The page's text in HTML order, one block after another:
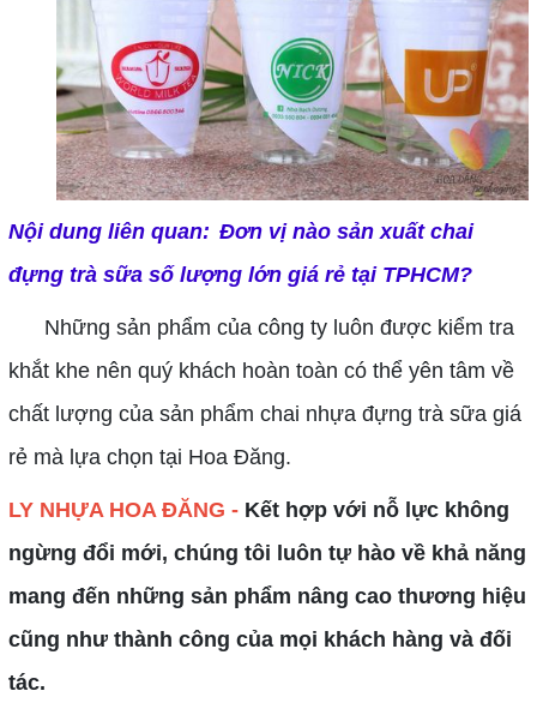
Nội dung liên quan: Đơn vị nào sản xuất chai
đựng trà sữa số lượng lớn giá rẻ tại TPHCM?
Những sản phẩm của công ty luôn được kiểm tra
khắt khe nên quý khách hoàn toàn có thể yên tâm về
chất lượng của sản phẩm chai nhựa đựng trà sữa giá
rẻ mà lựa chọn tại Hoa Đăng.
LY NHỰA HOA ĐĂNG -Kết hợp với nỗ lực không
ngừng đổi mới, chúng tôi luôn tự hào về khả năng
mang đến những sản phẩm nâng cao thương hiệu
cũng như thành công của mọi khách hàng và đối
tác.